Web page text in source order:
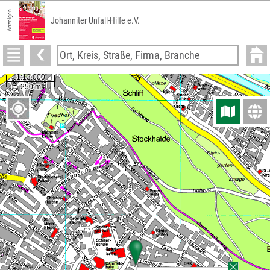
Anzeigen Johanniter Unfall-Hilfe e.V.